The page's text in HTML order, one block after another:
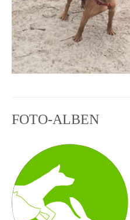
FOTO-ALBEN